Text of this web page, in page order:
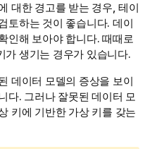
대한 경고를 받는 경우, 테이
토하는 것이 좋습니다. 데이
인해 보아야 합니다. 때때로
가 생기는 경우가 있습니다.
데이터 모델의 증상을 보이
다. 그러나 잘못된 데이터 모
키에 기반한 가상 키를 갖는